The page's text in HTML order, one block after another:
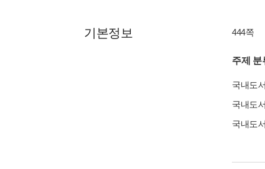
기본정보 444쪽
주제 분
국내도
국내도
국내도